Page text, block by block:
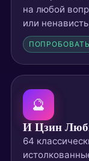
на любой
или
ПОПРОБОВАТЬ
🔮
И Цзин
64